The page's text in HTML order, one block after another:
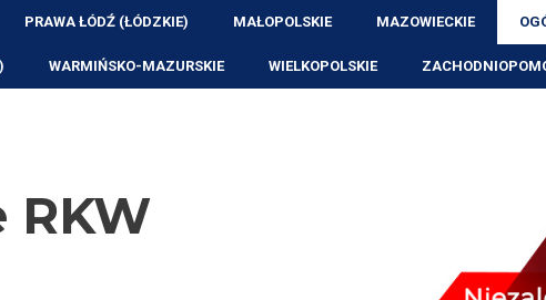
PRAWA ŁÓDŹ (ŁÓDZKIE) MAŁOPOLSKIE MAZOWIECKIE
WARMIŃSKO-MAZURSKIE WIELKOPOLSKIE
RKW